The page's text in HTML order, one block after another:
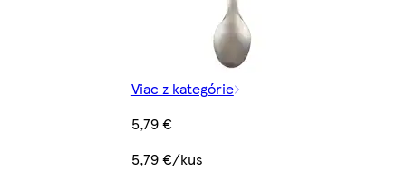
Viac z kategórie
5,79 €
5,79 €/kus